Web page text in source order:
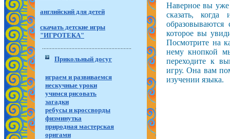
английский для детей
скачать детские игры
"ИГРОТЕКА"
Прикольный досуг
играем и развиваемся
нескучные уроки
учимся рисовать
загадки
ребусы и кроссворды
физминутка
природная мастерская
оригами
Наверное вы уже
сказать,
которое вы
Посмотрите на
нему кнопкой
переходите к
игру. Она вам
изучении языка.